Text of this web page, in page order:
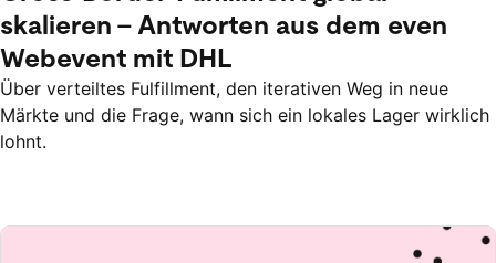
skalieren – Antworten aus dem even
Webevent mit DHL
Über verteiltes Fulfillment, den iterativen Weg in neue
Märkte und die Frage, wann sich ein lokales Lager wirklich
lohnt.